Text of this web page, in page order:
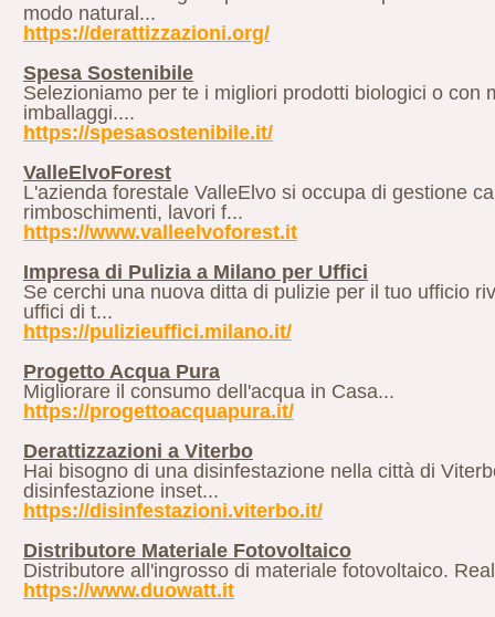
modo natural...
https://derattizzazioni.org/
Spesa Sostenibile
Selezioniamo per te i migliori prodotti biologici o
imballaggi....
https://spesasostenibile.it/
ValleElvoForest
L'azienda forestale ValleElvo si occupa di gestione
rimboschimenti, lavori f...
https://www.valleelvoforest.it
Impresa di Pulizia a Milano per Uffici
Se cerchi una nuova ditta di pulizie per il tuo ufficio
uffici di t...
https://pulizieuffici.milano.it/
Progetto Acqua Pura
Migliorare il consumo dell'acqua in Casa...
https://progettoacquapura.it/
Derattizzazioni a Viterbo
Hai bisogno di una disinfestazione nella città di
disinfestazione inset...
https://disinfestazioni.viterbo.it/
Distributore Materiale Fotovoltaico
Distributore all'ingrosso di materiale fotovoltaico.
https://www.duowatt.it